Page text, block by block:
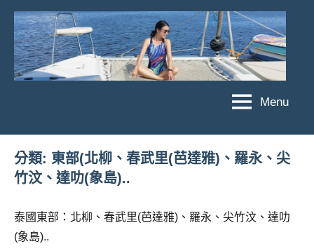
Skip
content
菲
亞
娃
FANG
亞
娃
絲
主
Menu
分類: 東部(北柳、春武里(芭達雅)、羅永、尖
竹汶、達叻(象島)..
泰國東部：北柳、春武里(芭達雅)、羅永、尖竹汶、達叻
(象島)..